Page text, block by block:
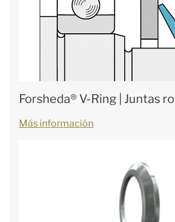
Forsheda® V-Ring | Juntas
Más información